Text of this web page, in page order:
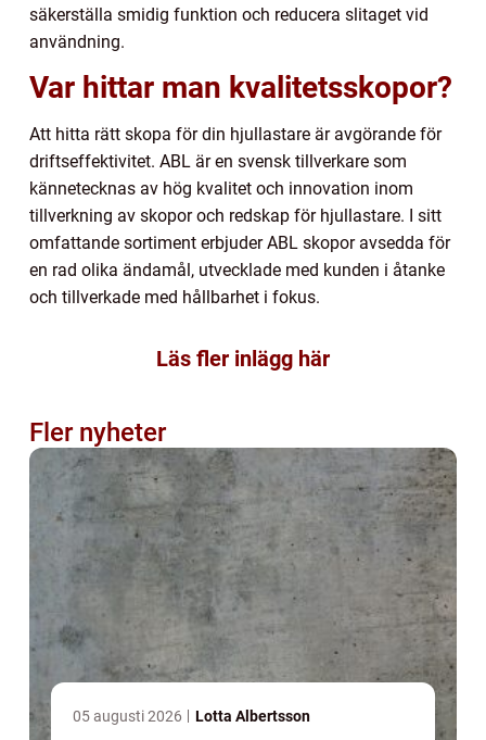
säkerställa smidig funktion och reducera slitaget vid
användning.
Var hittar man kvalitetsskopor?
Att hitta rätt skopa för din hjullastare är avgörande för
driftseffektivitet. ABL är en svensk tillverkare som
kännetecknas av hög kvalitet och innovation inom
tillverkning av skopor och redskap för hjullastare. I sitt
omfattande sortiment erbjuder ABL skopor avsedda för
en rad olika ändamål, utvecklade med kunden i åtanke
och tillverkade med hållbarhet i fokus.
Läs fler inlägg här
Fler nyheter
05 augusti 2026 Lotta Albertsson